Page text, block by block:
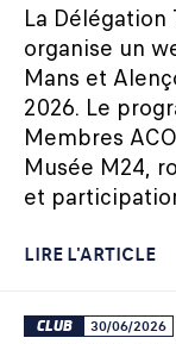
La Délégation
organise un
Mans et
2026. Le
Membres
Musée M24,
et
LIRE L'ARTICLE
CLUB 30/06/2026